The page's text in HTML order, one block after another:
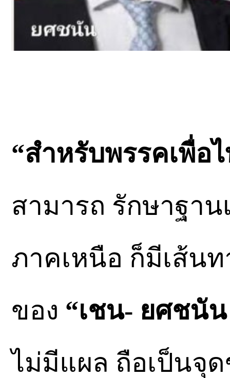
“สำหรับพรรคเพื่อ
สามารถ รักษาฐา
ภาคเหนือ ก็มีเส้น
ของ “เชน- ยศชนั
ไม่มีแผล ถือเป็นจุ